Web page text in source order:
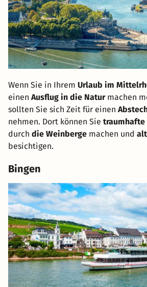
Wenn Sie in Ihrem Urlaub im
einen Ausflug in die Naturmachen
sollten Sie sich Zeit für einen
nehmen. Dort können Sie traumhafte
durch die Weinberge machen und
besichtigen.
Bingen